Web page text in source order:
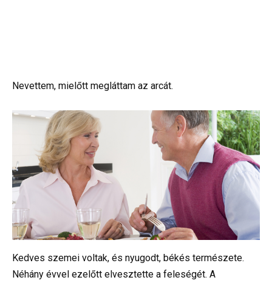
Nevettem, mielőtt megláttam az arcát.
Kedves szemei voltak, és nyugodt, békés természete.
Néhány évvel ezelőtt elvesztette a feleségét. A